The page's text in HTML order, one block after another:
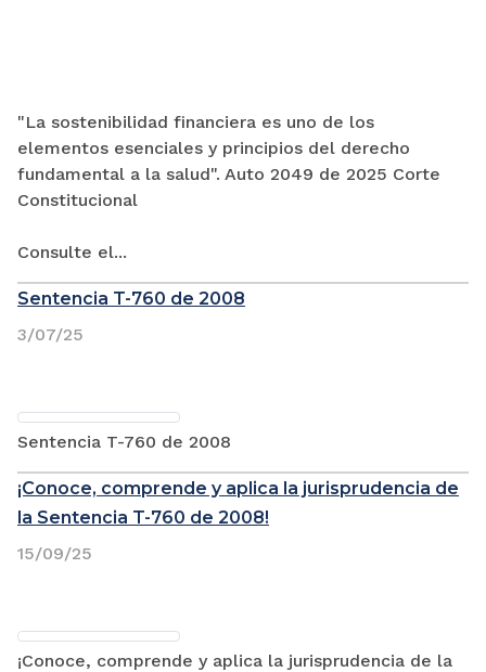
"La sostenibilidad financiera es uno de los
elementos esenciales y principios del derecho
fundamental a la salud". Auto 2049 de 2025 Corte
Constitucional
Consulte el...
Sentencia T-760 de 2008
Sentencia T-760 de 2008
3/07/25
¡Conoce, comprende y aplica la jurisprudencia de
la Sentencia T-760 de 2008!
¡Conoce, comprende y aplica la jurisprudencia de la
15/09/25